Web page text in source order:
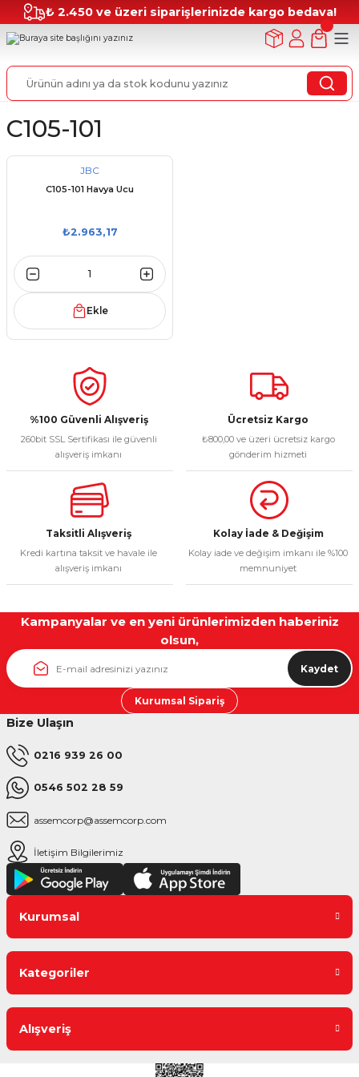
₺ 2.450 ve üzeri siparişlerinizde kargo bedava!
C105-101
JBC
C105-101 Havya Ucu
₺2.963,17
Ekle
%100 Güvenli Alışveriş
260bit SSL Sertifikası ile güvenli
alışveriş imkanı
Ücretsiz Kargo
₺800,00 ve üzeri ücretsiz kargo
gönderim hizmeti
Taksitli Alışveriş
Kredi kartına taksit ve havale ile
alışveriş imkanı
Kolay İade & Değişim
Kolay iade ve değişim imkanı ile %100
memnuniyet
Kampanyalar ve en yeni ürünlerimizden haberiniz
olsun,
Kaydet
Kurumsal Sipariş
Bize Ulaşın
0216 939 26 00
0546 502 28 59
assemcorp@assemcorp.com
İletişim Bilgilerimiz
Kurumsal
Kategoriler
Alışveriş